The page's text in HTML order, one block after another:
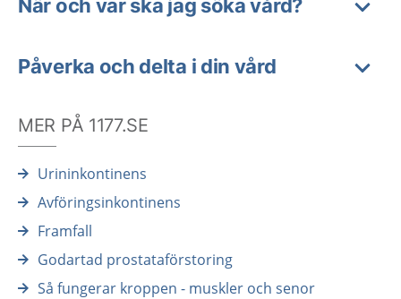
När och var ska jag söka vård?
Påverka och delta i din vård
MER PÅ 1177.SE
Urininkontinens
Avföringsinkontinens
Framfall
Godartad prostataförstoring
Så fungerar kroppen - muskler och senor